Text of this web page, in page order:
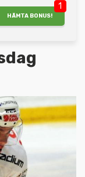
1
HÄMTA BONUS!